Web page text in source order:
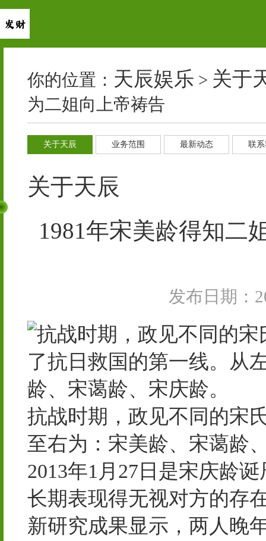
你的位置： 天辰娱乐 > 关于
为二姐向上帝祷告
关于天辰 业务范围 最新动态 联
关于天辰
1981年宋美龄得知二
发布日期：
抗战时期，政见不同的宋
至右为：宋美龄、宋蔼龄
2013年1月27日是宋庆龄
长期表现得无视对方的存
新研究成果显示，两人晚